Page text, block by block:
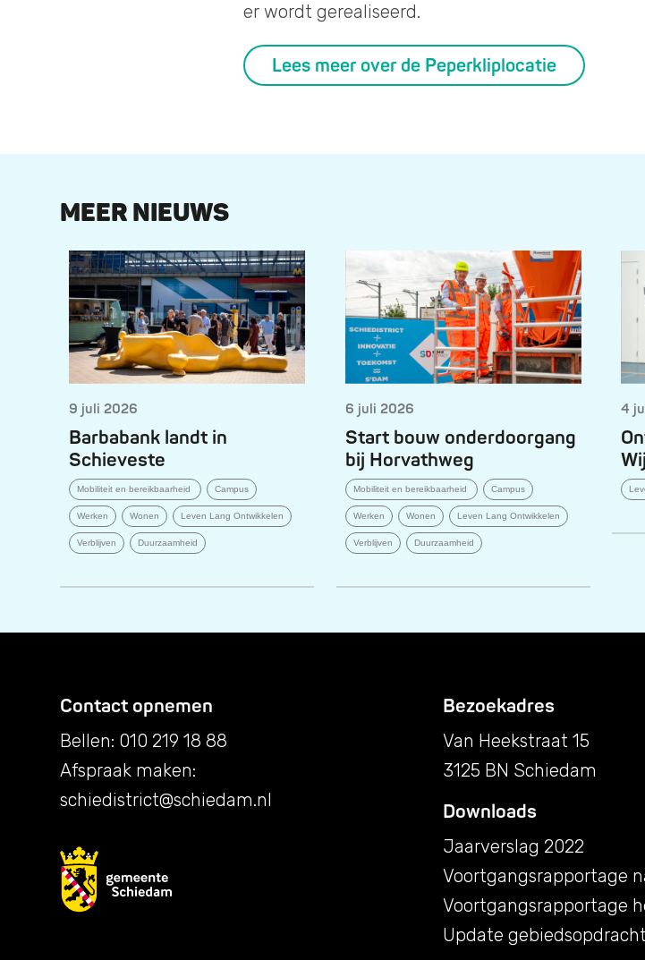
er wordt gerealiseerd.
Lees meer over de Peperkliplocatie
MEER NIEUWS
9 juli 2026
Barbabank landt in
Schieveste
Mobiliteit en bereikbaarheid Campus
Werken Wonen Leven Lang Ontwikkelen
Verblijven Duurzaamheid
6 juli 2026
Start bouw onderdoorgang
bij Horvathweg
Mobiliteit en bereikbaarheid Campus
Werken Wonen Leven Lang Ontwikkelen
Verblijven Duurzaamheid
4
Contact opnemen
Bellen: 010 219 18 88
Afspraak maken:
schiedistrict@schiedam.nl
Bezoekadres
Van Heekstraat 15
3125 BN Schiedam
Downloads
Jaarverslag 2022
Voortgangsrapportage
Voortgangsrapportage
Update